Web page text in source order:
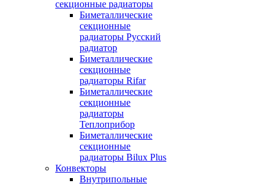
секционные радиаторы
Биметаллические
секционные
радиаторы Русский
радиатор
Биметаллические
секционные
радиаторы Rifar
Биметаллические
секционные
радиаторы
Теплоприбор
Биметаллические
секционные
радиаторы Bilux Plus
Конвекторы
Внутрипольные